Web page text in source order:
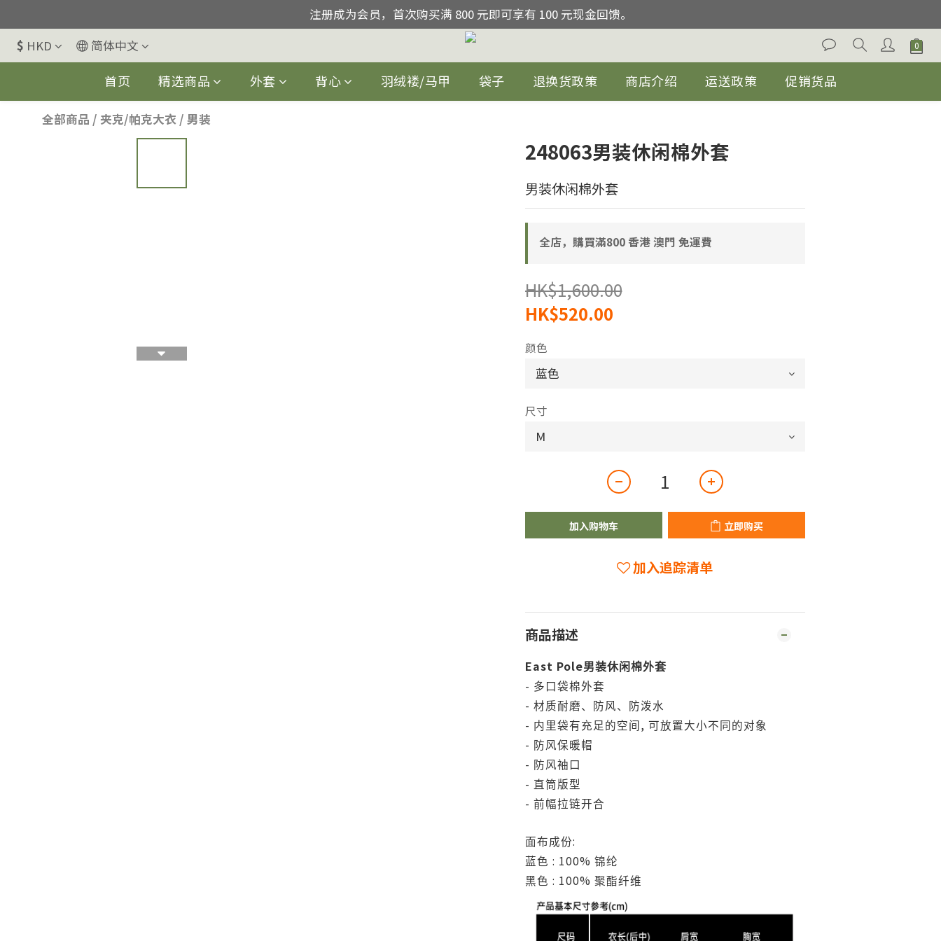
注册成为会员，首次购买满 800 元即可享有 100 元现金回馈。
注册成为会员，首次购买满 800 元即可享有 100 元现金回馈。
购买货品折扣后满800免香港, 澳门运费
父亲节优惠, 01/06/2026-30/06/2026期间购买任何2件货品,即可获得额外15%优惠, 除促销货品.
注册成为会员，首次购买满 800 元即可享有 100 元现金回馈。
$ HKD 简体中文
首页 精选商品 外套 背心 羽绒褛/马甲 袋子 退换货政策 商店介绍 运送政策 促销货品
全部商品 / 夹克/帕克大衣 / 男装
248063男装休闲棉外套
男装休闲棉外套
全店，購買滿800 香港 澳門 免運費
HK$1,600.00
HK$520.00
颜色
尺寸
加入购物车 立即购买
加入追踪清单
商品描述
East Pole男装休闲棉外套
- 多口袋棉外套
- 材质耐磨、防风、防泼水
- 内里袋有充足的空间 , 可放置大小不同的对象
- 防风保暖帽
- 防风袖口
- 直筒版型
- 前幅拉链开合
面布成份:
蓝色 : 100% 锦纶
黑色 : 100% 聚酯纤维